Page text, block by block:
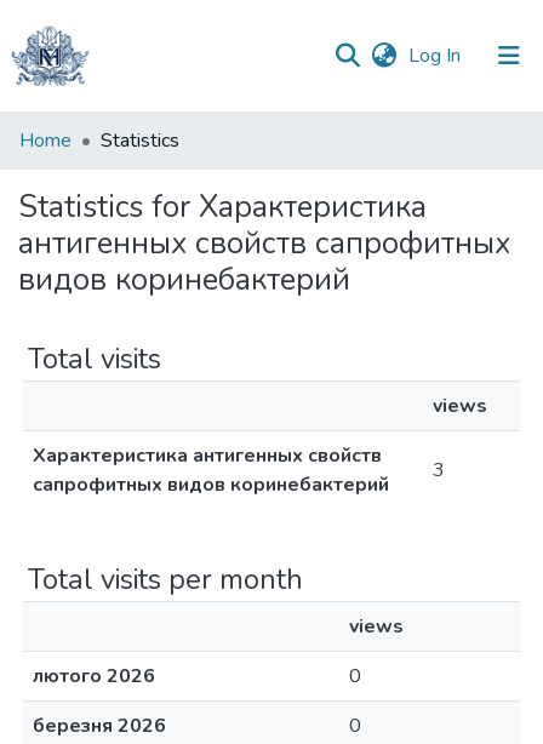
Log In (current)
Communities
Collections
All of DSpace
Home Statistics
Statistics for Характеристика
антигенных свойств сапрофитных
видов коринебактерий
Total visits
views
Характеристика антигенных свойств
сапрофитных видов коринебактерий
3
Total visits per month
views
лютого 2026
0
березня 2026
0